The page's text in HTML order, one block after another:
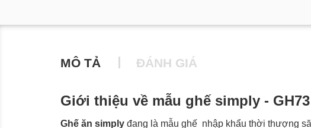
MÔ TẢ ĐÁNH GIÁ
Giới thiệu về mẫu ghế simply - GH73
Ghế ăn simply đang là mẫu ghế nhập khẩu thời thượng